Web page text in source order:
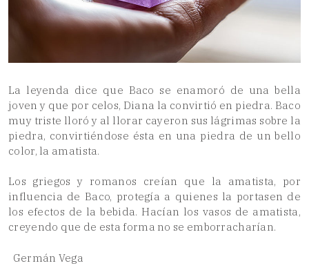
La leyenda dice que Baco se enamoró de una bella
joven y que por celos, Diana la convirtió en piedra. Baco
muy triste lloró y al llorar cayeron sus lágrimas sobre la
piedra, convirtiéndose ésta en una piedra de un bello
color, la amatista.
Los griegos y romanos creían que la amatista, por
influencia de Baco, protegía a quienes la portasen de
los efectos de la bebida. Hacían los vasos de amatista,
creyendo que de esta forma no se emborracharían.
Germán Vega